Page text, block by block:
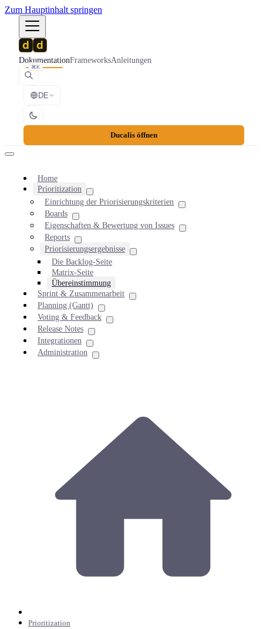
Zum Hauptinhalt springen
DokumentationFrameworksAnleitungen
⌘K
DE
Ducalis öffnen
Home
Prioritization
Einrichtung der Priorisierungskriterien
Boards
Eigenschaften & Bewertung von Issues
Reports
Priorisierungsergebnisse
Die Backlog-Seite
Matrix-Seite
Übereinstimmung
Sprint & Zusammenarbeit
Planning (Gantt)
Voting & Feedback
Release Notes
Integrationen
Administration
Prioritization